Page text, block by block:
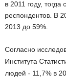
в 2011 году,
респондентов. В
2013 до 59%.
Согласно
Института
людей - 11,7% в